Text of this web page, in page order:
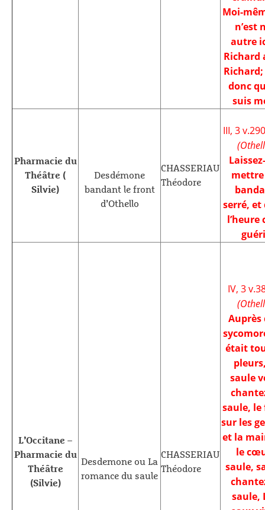
Moi-
n’est
autre
Richard
Richard;
donc
suis
Pharmacie du
Théâtre (
Silvie)
Desdémone
bandant le front
d’Othello
CHASSERIAU
Théodore
III, 3
serré, et
l’heure
L’Occitane –
Pharmacie du
Théâtre
(Silvie)
Desdemone ou La
romance du saule
CHASSERIAU
Théodore
IV, 3
Auprès
était
saule
saule,
sur les
et la
le
saule,
saule,